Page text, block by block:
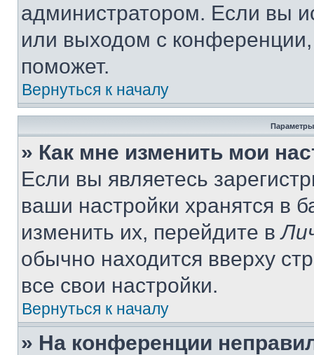
администратором. Если вы
или выходом с
поможет.
Вернуться к началу
Параметры
» Как мне изменить мои
Если вы являетесь
ваши настройки хранятся в
изменить их, перейдите в
обычно находится вверху
все свои настройки.
Вернуться к началу
» На конференции